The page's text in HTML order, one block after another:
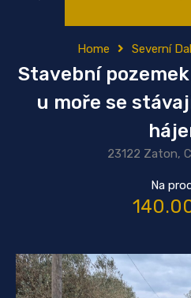
Home Severní
Stavební
u moře se
23122 Zaton,
Na